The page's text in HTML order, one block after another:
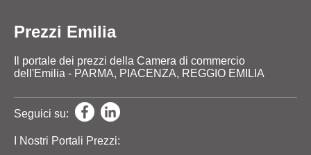
Prezzi Emilia
Il portale dei prezzi della Camera di commercio
dell'Emilia - PARMA, PIACENZA, REGGIO EMILIA
Seguici su:
I Nostri Portali Prezzi: